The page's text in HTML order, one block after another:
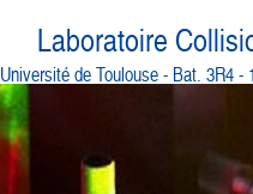
Laboratoire
Université de Toulouse - Bat. 3R4 -